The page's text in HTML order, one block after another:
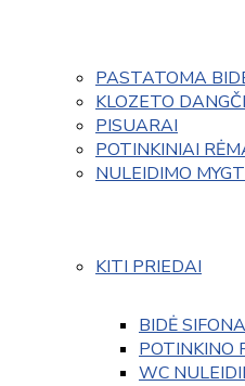
PASTATOMA
KLOZETO
PISUARAI
POTINKINIAI
NULEIDIMO
KITI PRIEDAI
BIDĖ
POTINKINO
WC